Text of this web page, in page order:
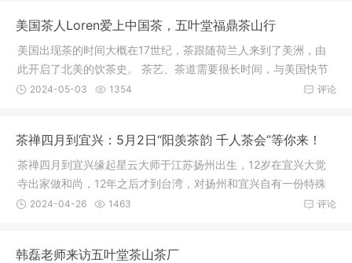
美国茶人Loren爱上中国茶，五叶堂福鼎茶山行
美国出现茶的时间大概在17世纪，茶跟随荷兰人来到了美洲，由
此开启了北美的饮茶史。 茶艺、茶道需要很长时间，与美国快节
奏的文
评论
2024-05-03 1354
茶禅四月到宜兴：5月2日“阳羡茶韵 千人茶会”等你来！
茶禅四月到宜兴缘起星云大师于江苏扬州出生，12岁在宜兴大觉
寺出家做和尚，12年之后才到台湾，对扬州和宜兴自有一份特殊
的情感。
评论
2024-04-26 1463
韩磊老师来访五叶堂茶山茶厂